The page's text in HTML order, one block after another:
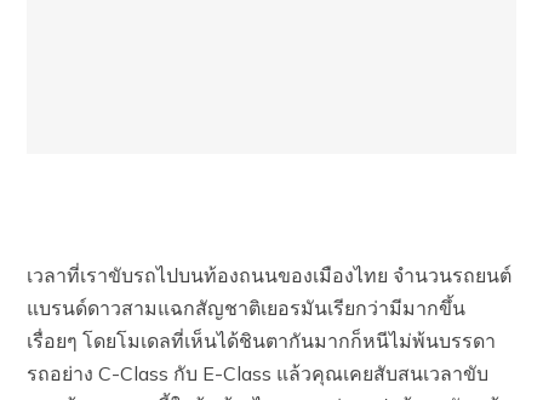
เวลาที่เราขับรถไปบนท้องถนนของเมืองไทย จำนวนรถยนต์
แบรนด์ดาวสามแฉกสัญชาติเยอรมันเรียกว่ามีมากขึ้น
เรื่อยๆ โดยโมเดลที่เห็นได้ชินตากันมากก็หนีไม่พ้นบรรดา
รถอย่าง C-Class กับ E-Class แล้วคุณเคยสับสนเวลาขับ